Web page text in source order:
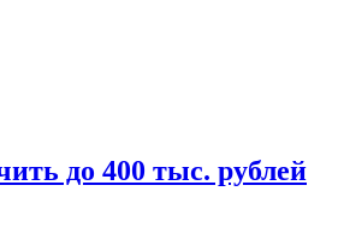
до 400 тыс. рублей